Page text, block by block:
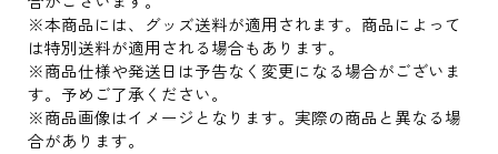
※本商品には、グッズ送料が適用されます。商品によって
は特別送料が適用される場合もあります。
※商品仕様や発送日は予告なく変更になる場合がございま
す。予めご了承ください。
※商品画像はイメージとなります。実際の商品と異なる場
合があります。